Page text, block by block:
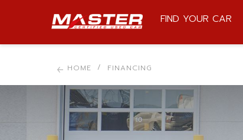
FIND YOUR CAR
BRAND, MODEL, STOCK
HOME FINANCING